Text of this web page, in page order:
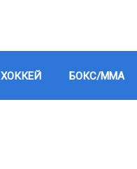
ХОККЕЙ БОКС/ММА